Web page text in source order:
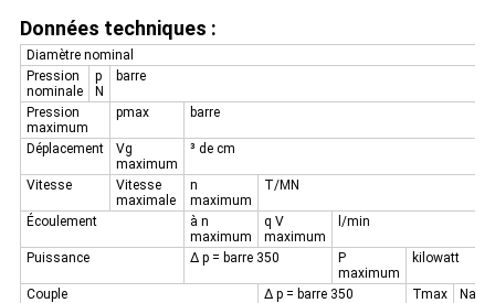
Données techniques :
Diamètre nominal
Pression
nominale
p
N
barre
Pression
maximum
pmax barre
Déplacement
Vg
maximum
³ de cm
Vitesse
Vitesse
maximale
n
maximum
T/MN
Écoulement
à n
maximum
q V
maximum
l/min
Puissance Δ p = barre 350
P
maximum
kilowatt
Couple Δ p = barre 350 Tmax